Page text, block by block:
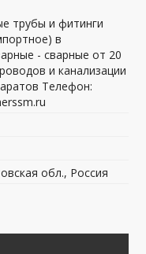
трубы и фитинги
в
- сварные от 20
и канализации
Телефон:
обл., Россия